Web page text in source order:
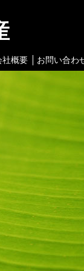
社概要 お問い合わ